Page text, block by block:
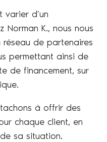
varier d’un
Norman K., nous nous
de partenaires
permettant ainsi de
de financement, sur
à offrir des
chaque client, en
sa situation.